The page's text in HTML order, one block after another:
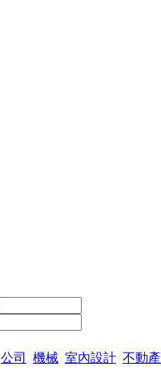
公司 機械 室內設計 不動產